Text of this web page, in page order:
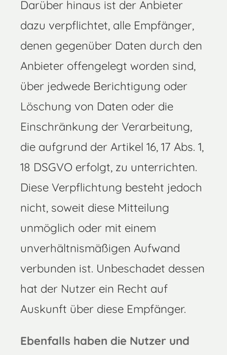
Darüber hinaus ist der Anbieter
dazu verpflichtet, alle Empfänger,
denen gegenüber Daten durch den
Anbieter offengelegt worden sind,
über jedwede Berichtigung oder
Löschung von Daten oder die
Einschränkung der Verarbeitung,
die aufgrund der Artikel 16, 17 Abs. 1,
18 DSGVO erfolgt, zu unterrichten.
Diese Verpflichtung besteht jedoch
nicht, soweit diese Mitteilung
unmöglich oder mit einem
unverhältnismäßigen Aufwand
verbunden ist. Unbeschadet dessen
hat der Nutzer ein Recht auf
Auskunft über diese Empfänger.
Ebenfalls haben die Nutzer und